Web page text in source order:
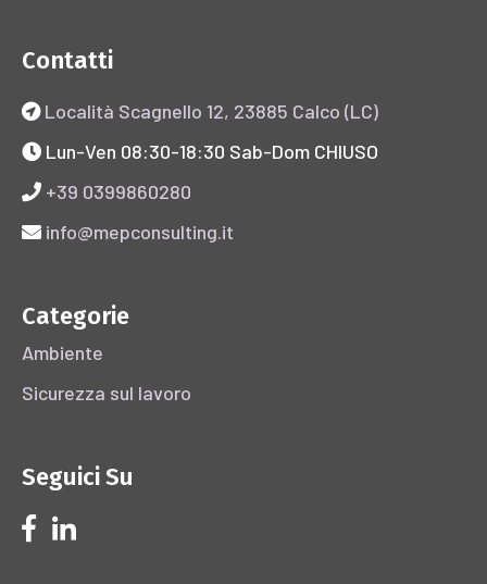
Contatti
Località Scagnello 12, 23885 Calco (LC)
Lun-Ven 08:30-18:30 Sab-Dom CHIUSO
+39 0399860280
info@mepconsulting.it
Categorie
Ambiente
Sicurezza sul lavoro
Seguici Su